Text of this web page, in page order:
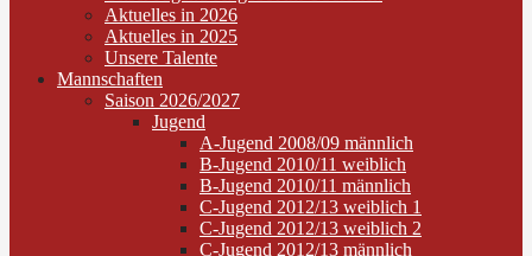
Aktuelles in 2026
Aktuelles in 2025
Unsere Talente
Mannschaften
Saison 2026/2027
Jugend
A-Jugend 2008/09 männlich
B-Jugend 2010/11 weiblich
B-Jugend 2010/11 männlich
C-Jugend 2012/13 weiblich 1
C-Jugend 2012/13 weiblich 2
C-Jugend 2012/13 männlich